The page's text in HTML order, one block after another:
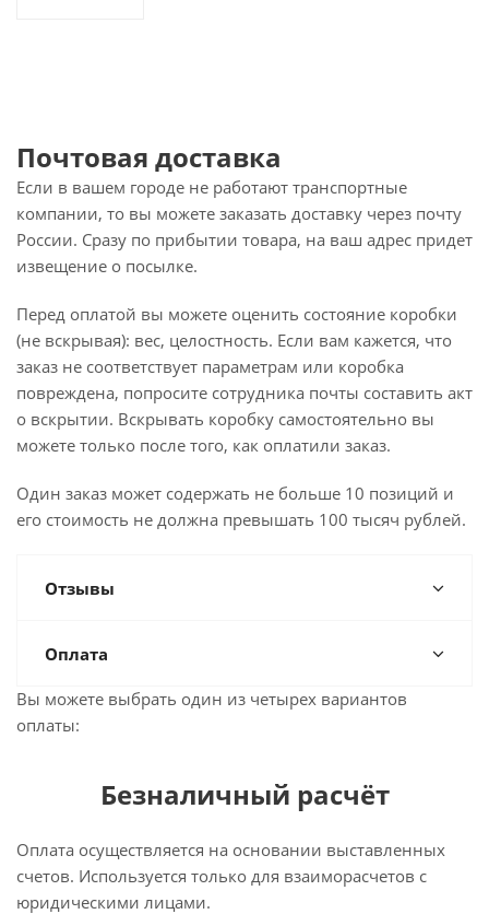
Почтовая доставка
Если в вашем городе не работают транспортные
компании, то вы можете заказать доставку через почту
России. Сразу по прибытии товара, на ваш адрес придет
извещение о посылке.
Перед оплатой вы можете оценить состояние коробки
(не вскрывая): вес, целостность. Если вам кажется, что
заказ не соответствует параметрам или коробка
повреждена, попросите сотрудника почты составить акт
о вскрытии. Вскрывать коробку самостоятельно вы
можете только после того, как оплатили заказ.
Один заказ может содержать не больше 10 позиций и
его стоимость не должна превышать 100 тысяч рублей.
Отзывы
Оплата
Вы можете выбрать один из четырех вариантов
оплаты:
Безналичный расчёт
Оплата осуществляется на основании выставленных
счетов. Используется только для взаиморасчетов с
юридическими лицами.